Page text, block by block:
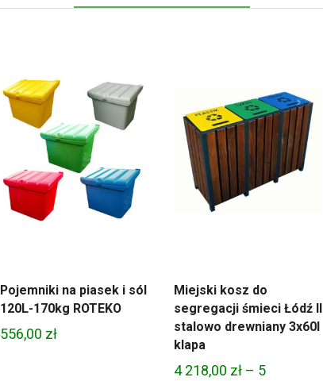
Pojemniki na piasek i sól
120L-170kg ROTEKO
556,00 zł
Miejski kosz do
segregacji śmieci Łódź II
stalowo drewniany 3x60l
klapa
4 218,00 zł – 5